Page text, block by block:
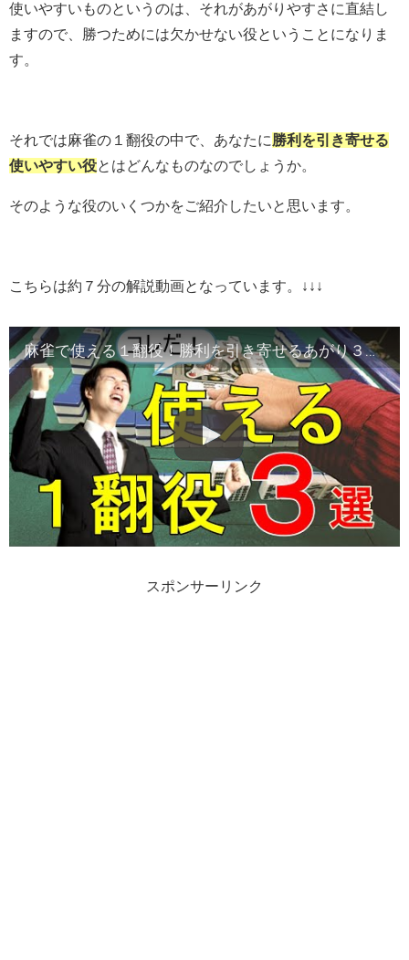
使いやすいものというのは、それがあがりやすさに直結し
ますので、勝つためには欠かせない役ということになりま
す。
それでは麻雀の１翻役の中で、あなたに勝利を引き寄せる
使いやすい役とはどんなものなのでしょうか。
そのような役のいくつかをご紹介したいと思います。
こちらは約７分の解説動画となっています。↓↓↓
麻雀で使える１翻役！勝利を引き寄せるあがり３選！
スポンサーリンク